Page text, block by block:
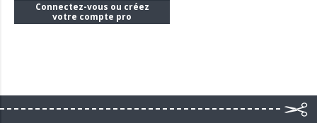
Connectez-vous ou créez
votre compte pro